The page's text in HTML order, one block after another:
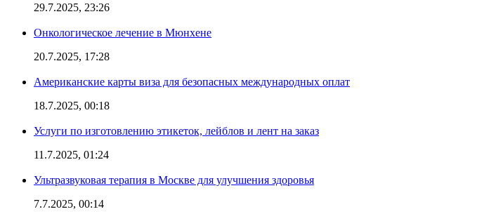
29.7.2025, 23:26
Онкологическое лечение в Мюнхене
20.7.2025, 17:28
Американские карты виза для безопасных международных оплат
18.7.2025, 00:18
Услуги по изготовлению этикеток, лейблов и лент на заказ
11.7.2025, 01:24
Ультразвуковая терапия в Москве для улучшения здоровья
7.7.2025, 00:14